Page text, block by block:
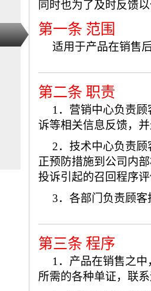
同时也为了及时反馈
第一条 范围
适用于产品在销售
第二条 职责
1．营销中心负责
诉等相关信息反馈，
2．技术中心负责
正预防措施到公司内
投诉引起的召回程序
3．各部门负责顾
第三条 程序
1．产品在销售之
所需的各种单证，联